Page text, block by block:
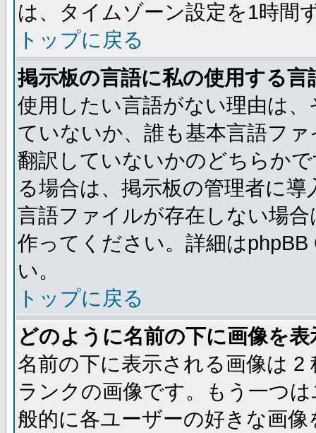
は、タイムゾーン設定を1時間
トップに戻る
掲示板の言語に私の使用する
使用したい言語がない理由は
ていないか、誰も基本言語フ
翻訳していないかのどちらか
る場合は、掲示板の管理者に
言語ファイルが存在しない場
作ってください。詳細は
い。
トップに戻る
どのように名前の下に画像を
名前の下に表示される画像は
ランクの画像です。もう一つ
般的に各ユーザーの好きな画